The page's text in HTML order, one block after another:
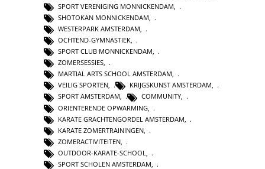
SPORT VERENIGING MONNICKENDAM
SHOTOKAN MONNICKENDAM,
WESTERPARK AMSTERDAM,
OCHTEND-GYMNASTIEK,
SPORT CLUB MONNICKENDAM,
ZOMERSESSIES,
MARTIAL ARTS SCHOOL AMSTERDAM,
VEILIG SPORTEN, KRIJGSKUNST AMSTERDAM,
SPORT AMSTERDAM, COMMUNITY,
ORIENTERENDE OPWARMING
KARATE GRACHTENGORDEL AMSTERDAM
KARATE ZOMERTRAININGEN
ZOMERACTIVITEITEN
OUTDOOR-KARATE-SCHOOL
SPORT SCHOLEN AMSTERDAM